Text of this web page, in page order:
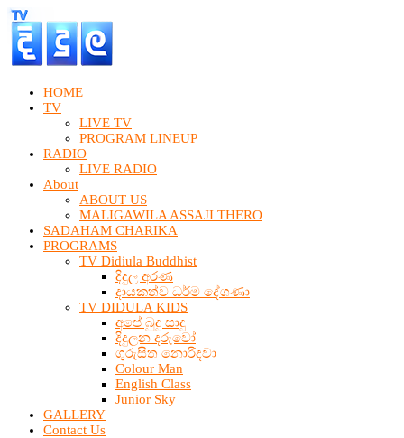
HOME
TV
LIVE TV
PROGRAM LINEUP
RADIO
LIVE RADIO
About
ABOUT US
MALIGAWILA ASSAJI THERO
SADAHAM CHARIKA
PROGRAMS
TV Didiula Buddhist
දිදුල අරණ
දායකත්ව ධර්ම දේශණා
TV DIDULA KIDS
අපේ බුදු සාදු
දිදුලන දරුවෝ
ගුරුසිත නොරිදවා
Colour Man
English Class
Junior Sky
GALLERY
Contact Us